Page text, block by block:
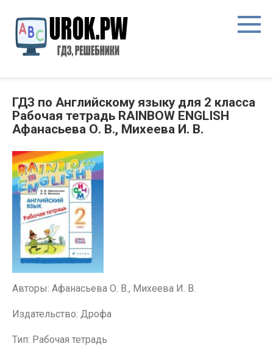
ГДЗ по Английскому языку для 2 класса
Рабочая тетрадь RAINBOW ENGLISH
Афанасьева О. В., Михеева И. В.
Авторы: Афанасьева О. В., Михеева И. В.
Издательство: Дрофа
Тип: Рабочая тетрадь